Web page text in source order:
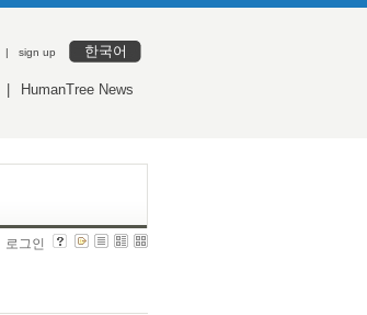
| sign up 한국어
HumanTree News
로그인